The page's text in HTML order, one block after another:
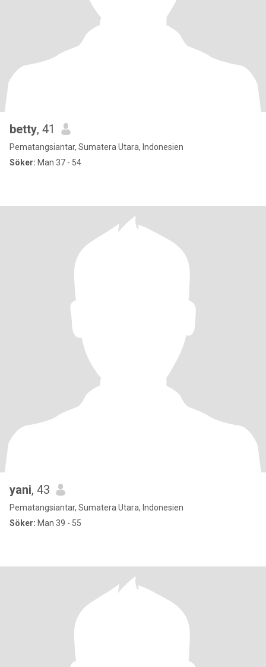
betty, 41
Pematangsiantar, Sumatera Utara, Indonesien
Söker: Man 37 - 54
yani, 43
Pematangsiantar, Sumatera Utara, Indonesien
Söker: Man 39 - 55